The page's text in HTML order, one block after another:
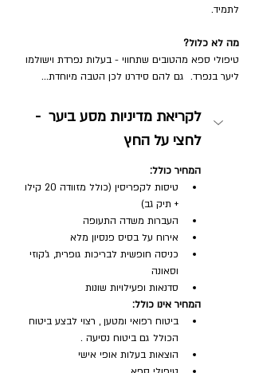
לתמיד.
מה לא כלול?
טיפולי ספא מהטובים שתחווי - בעלות נפרדת וישולמו
ליער בנפרד.  גם להם סידרנו לכן הטבה מיוחדת...
לקריאת מדיניות מסע ביער  -
לחצי על החץ
המחיר כולל:
טיסות לקפריסין (כולל מזוודה 20 קילו
+ תיק גב)
העברות משדה התעופה
אירוח על בסיס פנסיון מלא
כניסה חופשית לבריכות גופרית, ג'קוזי
וסאונה
סדנאות ופעילויות שונות
המחיר אינו כולל:
ביטוח רפואי ומטען , רצוי לבצע ביטוח
הכולל גם ביטוח נסיעה .
הוצאות בעלות אופי אישי